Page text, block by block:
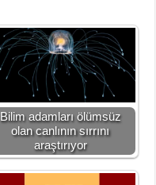
Bilim adamları ölümsüz
olan canlının sırrını
araştırıyor